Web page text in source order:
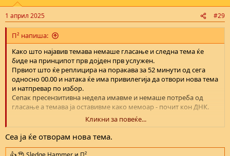
s
:
1 април 2025 #29
П² напиша:
Како што најавив темава немаше гласање и следна тема ќе
биде на принципот прв дојден прв услужен.
Првиот што ќе реплицира на поракава за 52 минути од сега
односно 00.00 и натака ќе има привилегија да отвори нова тема
и натпревар по избор.
Сепак пресензитивна недела имавме и немаше потреба од
гласање а темава ја оставивме како мемоар - почит кон ДНК.
Автоматски споено мислење:1 април 2025
Кликни за повеќе...
Сеа ја ќе отворам нова тема.